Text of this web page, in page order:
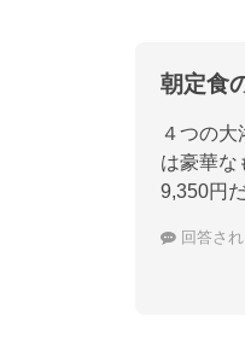
朝定食
４つの
は豪華な
9,350円だ
回答さ